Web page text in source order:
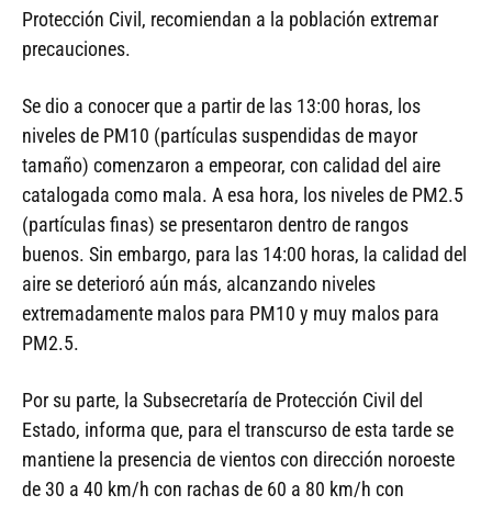
Protección Civil, recomiendan a la población extremar
precauciones.
Se dio a conocer que a partir de las 13:00 horas, los
niveles de PM10 (partículas suspendidas de mayor
tamaño) comenzaron a empeorar, con calidad del aire
catalogada como mala. A esa hora, los niveles de PM2.5
(partículas finas) se presentaron dentro de rangos
buenos. Sin embargo, para las 14:00 horas, la calidad del
aire se deterioró aún más, alcanzando niveles
extremadamente malos para PM10 y muy malos para
PM2.5.
Por su parte, la Subsecretaría de Protección Civil del
Estado, informa que, para el transcurso de esta tarde se
mantiene la presencia de vientos con dirección noroeste
de 30 a 40 km/h con rachas de 60 a 80 km/h con